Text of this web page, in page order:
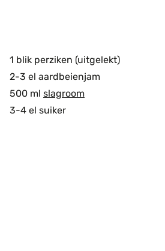
1 blik perziken (uitgelekt)
2-3 el aardbeienjam
500 ml slagroom
3-4 el suiker